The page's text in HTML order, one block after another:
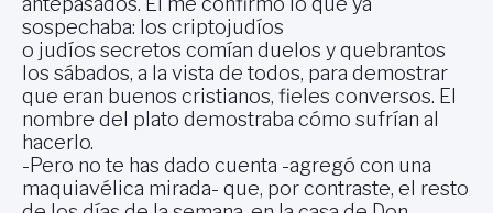
sospechaba: los criptojudíos
o judíos secretos comían duelos y quebrantos
los sábados, a la vista de todos, para demostrar
que eran buenos cristianos, fieles conversos. El
nombre del plato demostraba cómo sufrían al
hacerlo.
-Pero no te has dado cuenta -agregó con una
maquiavélica mirada- que, por contraste, el resto